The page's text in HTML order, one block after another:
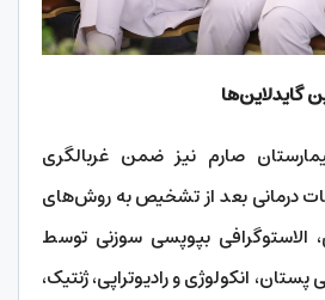
گایدلاین‌ها
صارم نیز ضمن غربالگری
درمانی بعد از تشخیص به روش‌های
الاستوگرافی بپوپسی سوزنی توسط
انکولوژی و رادیوتراپی، ژنتیک،